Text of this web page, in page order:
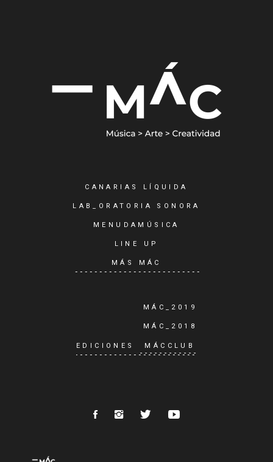
CANARIAS LÍQUIDA
LAB_ORATORIA SONORA
MENUDAMÚSICA
LINE UP
MÁS MÁC
EDICIONES
MÁC_2019
MÁC_2018
MÁCCLUB